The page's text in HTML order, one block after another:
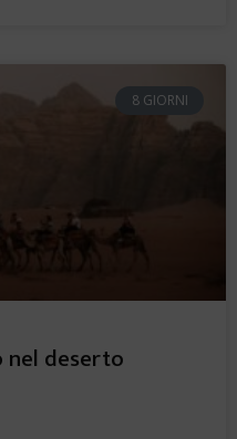
8 GIORNI
nel deserto